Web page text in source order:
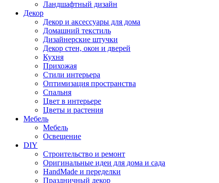
Ландшафтный дизайн
Декор
Декор и аксессуары для дома
Домашний текстиль
Дизайнерские штучки
Декор стен, окон и дверей
Кухня
Прихожая
Стили интерьера
Оптимизация пространства
Спальня
Цвет в интерьере
Цветы и растения
Мебель
Мебель
Освещение
DIY
Строительство и ремонт
Оригинальные идеи для дома и сада
HandMade и переделки
Праздничный декор